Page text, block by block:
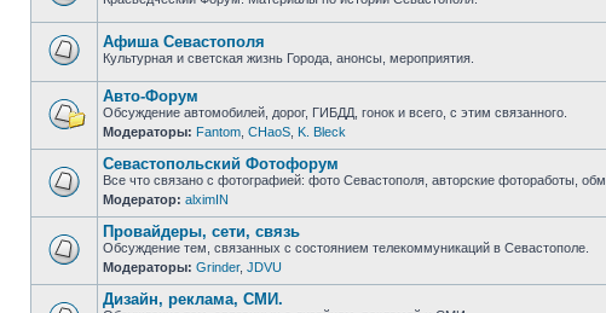
непрочитанных
сообщений
непрочитанных
сообщений
Афиша Севастополя
Культурная и светская жизнь Города, анонсы, мероприятия.
Нет
непрочитанных
сообщений
Авто-Форум
Обсуждение автомобилей, дорог, ГИБДД, гонок и всего, с этим связанного.
Модераторы: Fantom CHaoS K. Bleck
Нет
непрочитанных
сообщений
Севастопольский Фотофорум
Все что связано с фотографией: фото Севастополя, авторские фотоработы,
Модератор: alximIN
Нет
непрочитанных
сообщений
Провайдеры, сети, связь
Обсуждение тем, связанных с состоянием телекоммуникаций в Севастополе.
Модераторы: Grinder, JDVU
Дизайн, реклама, СМИ.